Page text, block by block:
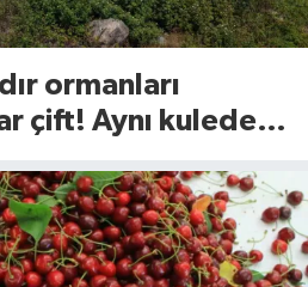
ormanları
çift! Aynı kulede